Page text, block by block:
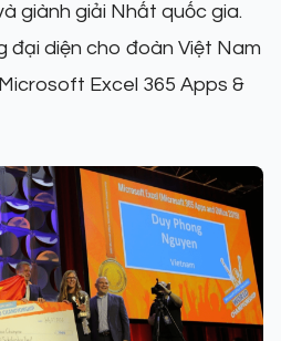
giành giải Nhất quốc gia.
đại diện cho đoàn Việt Nam
Excel 365 Apps &